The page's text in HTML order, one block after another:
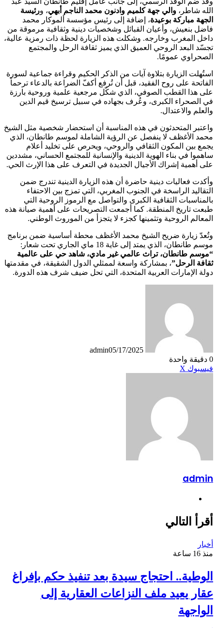
الله شاطر، والي جهة كلميم وادنون محمد الناجم أبهي، ورئيسة
الجهة مباركة بوعيدة، إضافة إلى رئيس مؤسسة ألموكار محمد
فاضل بنعيش، وأعيان القبائل وشخصيات دينية وثقافية مرموقة من
داخل المغرب وخارجه. وشكلت هذه الزيارة لحظة ذات رمزية عالية،
تجسّد البعد الروحي العميق الذي يميز ثقافة الرحل والمجتمع
الصحراوي عمومًا.
استُهلت الزيارة بتلاوة آيات من الذكر الحكيم وقراءة جماعية لسورة
الفاتحة على روح الفقيد، قبل أن تُرفع أكفّ الضراعة بالدعاء ترحماً
على هذا القطب الصوفي، الذي شكّل مرجعية علمية وروحية بارزة
في الصحراء الكبرى، وعُرف بجهاده في سبيل ترسيخ قيم الدين
والعلم والاعتدال.
واعتبر المتحدثون في هذه المناسبة أن استحضار شخصية مثل الشيخ
محمد الأغظف لا ينفصل عن الرؤية الشاملة لموسم طانطان، الذي
يجمع بين المكون الثقافي والروحي، ويحرص على تخليد أعلام
ساهموا في بناء الهوية الدينية والإنسانية للمجتمع الحساني، مشددين
على أهمية إشراك الأجيال الجديدة في التعرف على هذا الإرث الحي.
وأكدت فعاليات دينية حاضرة أن هذه الزيارة الدينية تندرج ضمن
التقاليد الراسخة في الجنوب المغربي، التي تمزج بين الاحتفاء
بالمناسبات الثقافية الكبرى والتواصل مع الرموز الروحية التي
طبعت تاريخ المنطقة. كما أجمعت التصريحات على أهمية صيانة هذه
المعالم الروحية وتثمينها كجزء لا يتجزأ من الموروث الوطني.
وتُعدّ زيارة ضريح الشيخ محمد الأغظف محطة أساسية ضمن برنامج
موسم طانطان، الذي يمتد إلى غاية 18 ماي الجاري تحت شعار:
“موسم طانطان، تراث عالمي غير مادي، شاهد حي على عالمية
ثقافة الرحل”، بمشاركة واسعة لممثلي الدول الشقيقة، في مقدمتها
دولة الإمارات العربية المتحدة، التي تحل ضيف شرف هذه الدورة.
admin05/17/2025
0 دقيقة واحدة
فيسبوك X
admin
أقرأ التالي
أخبار
منذ 16 ساعة
الوطية.. احتجاج سيدة بعد تنفيذ حكم بإفراغ
عقار يعيد ملف النزاعات العقارية إلى
الواجهة